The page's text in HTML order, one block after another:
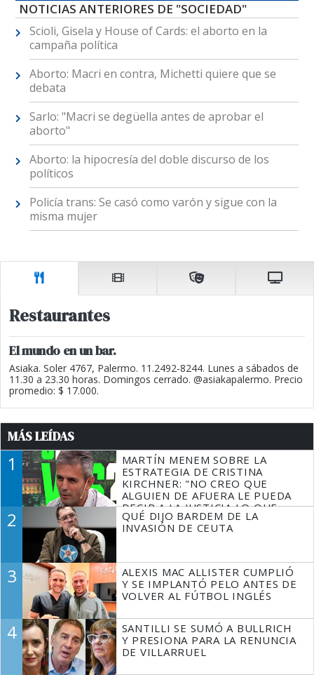
NOTICIAS ANTERIORES DE "SOCIEDAD"
Scioli, Gisela y House of Cards: el aborto en la
campaña política
Aborto: Macri en contra, Michetti quiere que se
debata
Sarlo: "Macri se degüella antes de aprobar el
aborto"
Aborto: la hipocresía del doble discurso de los
políticos
Policía trans: Se casó como varón y sigue con la
misma mujer
Restaurantes
El mundo en un bar.
Asiaka. Soler 4767, Palermo. 11.2492-8244. Lunes a sábados de
11.30 a 23.30 horas. Domingos cerrado. @asiakapalermo. Precio
promedio: $ 17.000.
MÁS LEÍDAS
1
MARTÍN MENEM SOBRE LA
ESTRATEGIA DE CRISTINA
KIRCHNER: "NO CREO QUE
ALGUIEN DE AFUERA LE PUEDA
DECIR A LA JUSTICIA LO QUE
TIENE QUE HACER"
2
QUÉ DIJO BARDEM DE LA
INVASIÓN DE CEUTA
3
ALEXIS MAC ALLISTER CUMPLIÓ
Y SE IMPLANTÓ PELO ANTES DE
VOLVER AL FÚTBOL INGLÉS
4
SANTILLI SE SUMÓ A BULLRICH
Y PRESIONA PARA LA RENUNCIA
DE VILLARRUEL